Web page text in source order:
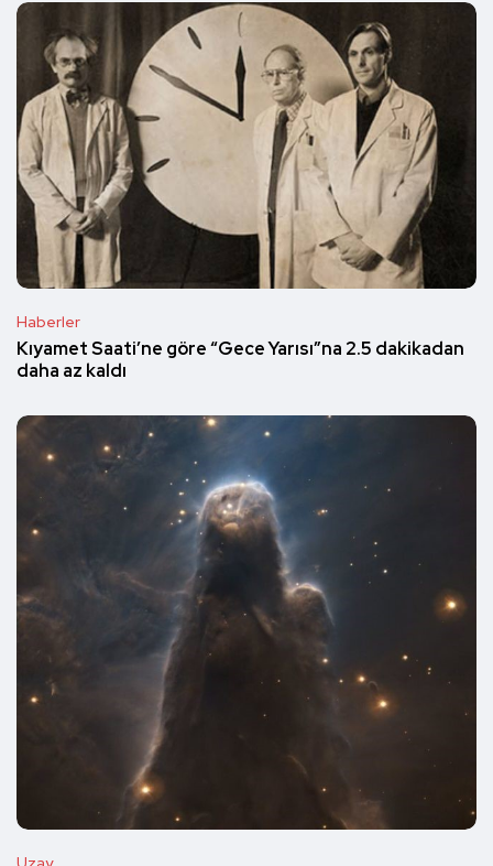
Haberler
Kıyamet Saati’ne göre “Gece Yarısı”na 2.5 dakikadan
daha az kaldı